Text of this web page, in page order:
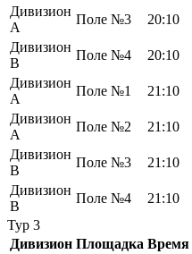
Дивизион
А
Поле №3 20:10
Дивизион
B
Поле №4 20:10
Дивизион
А
Поле №1 21:10
Дивизион
А
Поле №2 21:10
Дивизион
B
Поле №3 21:10
Дивизион
B
Поле №4 21:10
Тур 3
Дивизион Площадка Время